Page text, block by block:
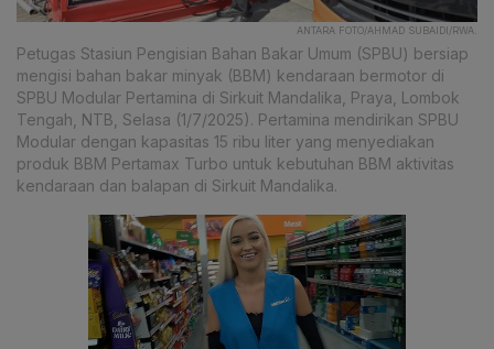
ANTARA FOTO/AHMAD SUBAIDI/RWA.
Petugas Stasiun Pengisian Bahan Bakar Umum (SPBU) bersiap
mengisi bahan bakar minyak (BBM) kendaraan bermotor di
SPBU Modular Pertamina di Sirkuit Mandalika, Praya, Lombok
Tengah, NTB, Selasa (1/7/2025). Pertamina mendirikan SPBU
Modular dengan kapasitas 15 ribu liter yang menyediakan
produk BBM Pertamax Turbo untuk kebutuhan BBM aktivitas
kendaraan dan balapan di Sirkuit Mandalika.